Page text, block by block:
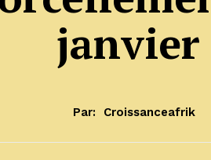
janvier
Par: Croissanceafrik